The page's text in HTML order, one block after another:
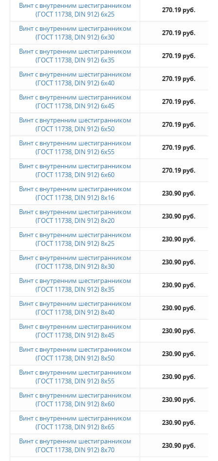
Винт с внутренним шестигранником
(ГОСТ 11738, DIN 912) 6х25
270.19 руб.
Винт с внутренним шестигранником
(ГОСТ 11738, DIN 912) 6х30
270.19 руб.
Винт с внутренним шестигранником
(ГОСТ 11738, DIN 912) 6х35
270.19 руб.
Винт с внутренним шестигранником
(ГОСТ 11738, DIN 912) 6х40
270.19 руб.
Винт с внутренним шестигранником
(ГОСТ 11738, DIN 912) 6х45
270.19 руб.
Винт с внутренним шестигранником
(ГОСТ 11738, DIN 912) 6х50
270.19 руб.
Винт с внутренним шестигранником
(ГОСТ 11738, DIN 912) 6х55
270.19 руб.
Винт с внутренним шестигранником
(ГОСТ 11738, DIN 912) 6х60
270.19 руб.
Винт с внутренним шестигранником
(ГОСТ 11738, DIN 912) 8х16
230.90 руб.
Винт с внутренним шестигранником
(ГОСТ 11738, DIN 912) 8х20
230.90 руб.
Винт с внутренним шестигранником
(ГОСТ 11738, DIN 912) 8х25
230.90 руб.
Винт с внутренним шестигранником
(ГОСТ 11738, DIN 912) 8х30
230.90 руб.
Винт с внутренним шестигранником
(ГОСТ 11738, DIN 912) 8х35
230.90 руб.
Винт с внутренним шестигранником
(ГОСТ 11738, DIN 912) 8х40
230.90 руб.
Винт с внутренним шестигранником
(ГОСТ 11738, DIN 912) 8х45
230.90 руб.
Винт с внутренним шестигранником
(ГОСТ 11738, DIN 912) 8х50
230.90 руб.
Винт с внутренним шестигранником
(ГОСТ 11738, DIN 912) 8х55
230.90 руб.
Винт с внутренним шестигранником
(ГОСТ 11738, DIN 912) 8х60
230.90 руб.
Винт с внутренним шестигранником
(ГОСТ 11738, DIN 912) 8х65
230.90 руб.
Винт с внутренним шестигранником
(ГОСТ 11738, DIN 912) 8х70
230.90 руб.